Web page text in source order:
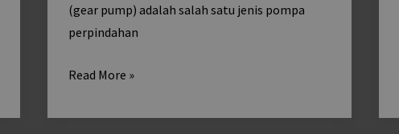
(gear pump) adalah salah satu jenis pompa
perpindahan
Read More »